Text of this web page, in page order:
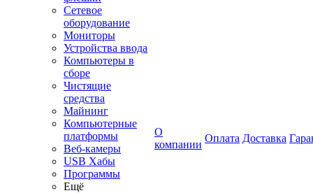
Сетевое
оборудование
Мониторы
Устройства ввода
Компьютеры в
сборе
Чистящие
средства
Майнинг
Компьютерные
платформы
Веб-камеры
USB Хабы
Программы
Ещё
О
компании
Оплата Доставка